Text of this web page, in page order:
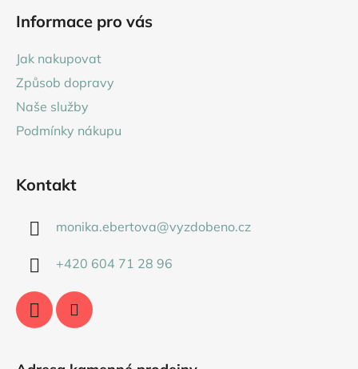
Informace pro vás
Jak nakupovat
Způsob dopravy
Naše služby
Podmínky nákupu
Kontakt
monika.ebertova@vyzdobeno.cz
+420 604 71 28 96